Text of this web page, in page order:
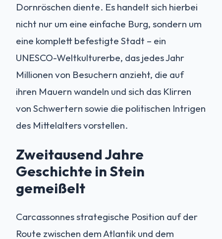
Dornröschen diente. Es handelt sich hierbei
nicht nur um eine einfache Burg, sondern um
eine komplett befestigte Stadt – ein
UNESCO-Weltkulturerbe, das jedes Jahr
Millionen von Besuchern anzieht, die auf
ihren Mauern wandeln und sich das Klirren
von Schwertern sowie die politischen Intrigen
des Mittelalters vorstellen.
Zweitausend Jahre
Geschichte in Stein
gemeißelt
Carcassonnes strategische Position auf der
Route zwischen dem Atlantik und dem